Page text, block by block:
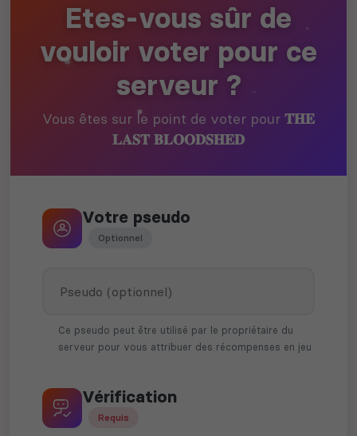
Etes-vous sûr de
vouloir voter pour ce
serveur ?
Vous êtes sur le point de voter pour 𝐓𝐇𝐄
𝐋𝐀𝐒𝐓 𝐁𝐋𝐎𝐎𝐃𝐒𝐇𝐄𝐃
Votre pseudo
Optionnel
Ce pseudo peut être utilisé par le propriétaire du
serveur pour vous attribuer des récompenses en jeu
Vérification
Requis